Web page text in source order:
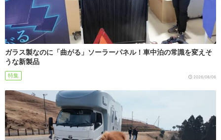
ガラス製なのに「曲がる」ソーラーパネル！車中泊の常識を変えそ
うな新製品
特集 2026/08/06